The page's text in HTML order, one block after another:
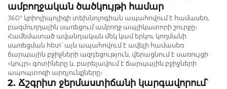
ամբողջական ծածկույթի համար
360° կրիոլիպոլիզի տեխնոլոգիան ապահովում է համասեռ,
բազմուղղային սառեցում ամբողջ ապլիկատորի շուրջը։
Համեմատած ավանդական մեկ կամ երկու կողմանի
սառեցման հետ՝ այն ապահովում է ավելի համասեռ
ճարպային բջիջների ազդեցություն, վերացնում է սառույցի
«կույր» գոտիները և բարելավում է ճարպային բջիջների
ապոպտոզի արդյունքները։
2. Ճշգրիտ ջերմաստիճանի կարգավորում՝